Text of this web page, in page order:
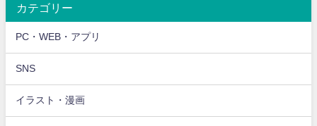
カテゴリー
PC・WEB・アプリ
SNS
イラスト・漫画